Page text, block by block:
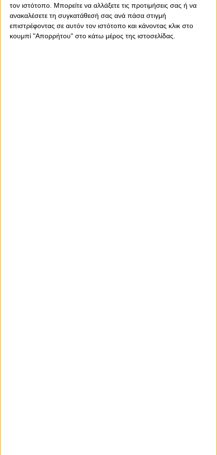
τον ιστότοπο. Μπορείτε να αλλάξετε τις προτιμήσεις σας ή να
ανακαλέσετε τη συγκατάθεσή σας ανά πάσα στιγμή
επιστρέφοντας σε αυτόν τον ιστότοπο και κάνοντας κλικ στο
κουμπί "Απορρήτου" στο κάτω μέρος της ιστοσελίδας.
Να σημειωθεί, ότι την περασμένη Κυριακή (15/1), οι
«ερυθρόλευκες» επικράτησαν με 21-1 του ΝΟ Λάρισας
στο Παπαστράτειο, για τη φάση των 16» του Κυπέλλου.